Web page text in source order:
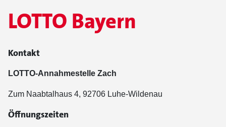
LOTTO Bayern
Kontakt
LOTTO-Annahmestelle Zach
Zum Naabtalhaus 4, 92706 Luhe-Wildenau
Öffnungszeiten